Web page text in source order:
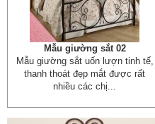
Mẫu giường sắt 02
Mẫu giường sắt uốn lượn tinh tế,
thanh thoát đẹp mắt được rất
nhiều các chị...